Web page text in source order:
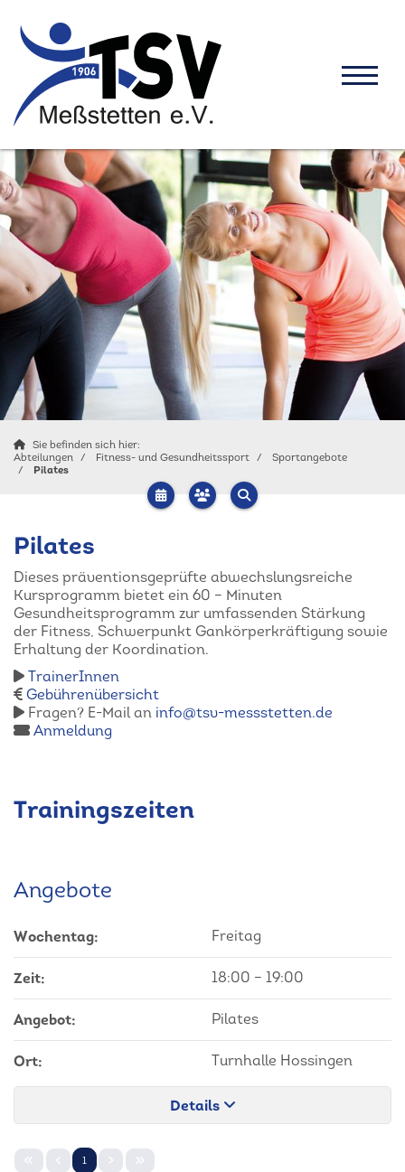
Sie befinden sich hier:
Abteilungen
Fitness- und Gesundheitssport
Sportangebote
Pilates
Pilates
Dieses präventionsgeprüfte abwechslungsreiche
Kursprogramm bietet ein 60 – Minuten
Gesundheitsprogramm zur umfassenden Stärkung
der Fitness, Schwerpunkt Gankörperkräftigung sowie
Erhaltung der Koordination.
TrainerInnen
Gebührenübersicht
Fragen? E-Mail an info@tsv-messstetten.de
Anmeldung
Trainingszeiten
Angebote
Wochentag: Freitag
Zeit: 18:00 – 19:00
Angebot: Pilates
Ort: Turnhalle Hossingen
Details
1